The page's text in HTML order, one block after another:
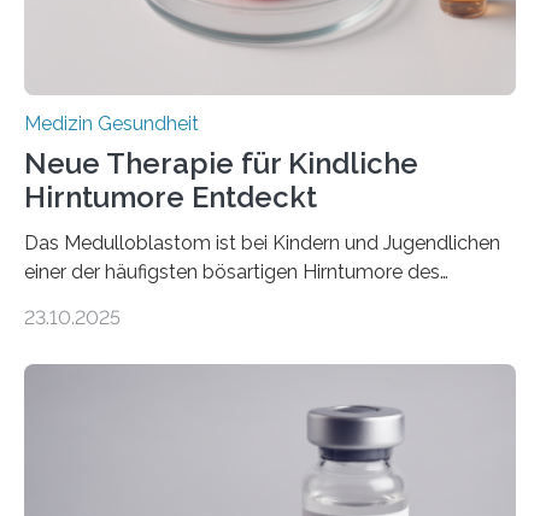
stark kontrahiert…
Medizin Gesundheit
Neue Therapie für Kindliche
Hirntumore Entdeckt
Das Medulloblastom ist bei Kindern und Jugendlichen
einer der häufigsten bösartigen Hirntumore des
Betroffenen können mit heutigen Methoden geheilt
Dringend benötigt werden zielgerichtete Therapien, die
nur Tumorschwachstellen angreifen und normales
Gewebe verschonen. Forschende um Daniel Merk vom
Hertie-Institut für klinische Hirnforschung am
23.10.2025